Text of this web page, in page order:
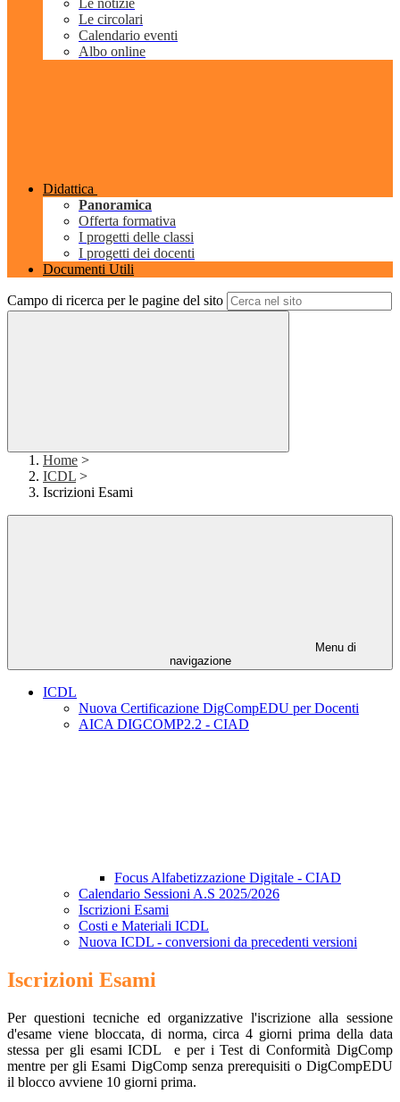
Le notizie
Le circolari
Calendario eventi
Albo online
Didattica
Panoramica
Offerta formativa
I progetti delle classi
I progetti dei docenti
Documenti Utili
Campo di ricerca per le pagine del sito
Home >
ICDL >
Iscrizioni Esami
Menu di
navigazione
ICDL
Nuova Certificazione DigCompEDU per Docenti
AICA DIGCOMP2.2 - CIAD
Focus Alfabetizzazione Digitale - CIAD
Calendario Sessioni A.S 2025/2026
Iscrizioni Esami
Costi e Materiali ICDL
Nuova ICDL - conversioni da precedenti versioni
Iscrizioni Esami
Per questioni tecniche ed organizzative l'iscrizione alla sessione
d'esame viene bloccata, di norma, circa 4 giorni prima della data
stessa per gli esami ICDL e per i Test di Conformità DigComp
mentre per gli Esami DigComp senza prerequisiti o DigCompEDU
il blocco avviene 10 giorni prima.